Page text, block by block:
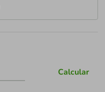
Calcular